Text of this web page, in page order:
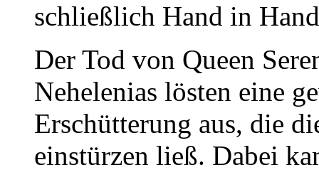
schließlich Hand in
Der Tod von Queen
Nehelenias lösten eine
Erschütterung aus, die
einstürzen ließ. Dabei